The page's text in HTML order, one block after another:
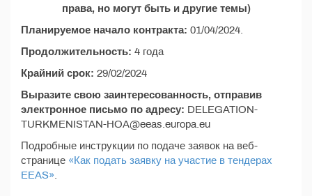
права, но могут быть и другие темы)
Планируемое начало контракта: 01/04/2024.
Продолжительность: 4 года
Крайний срок: 29/02/2024
Выразите свою заинтересованность, отправив
электронное письмо по адресу: DELEGATION-
TURKMENISTAN-HOA@eeas.europa.eu
Подробные инструкции по подаче заявок на веб-
странице «Как подать заявку на участие в тендерах
EEAS»